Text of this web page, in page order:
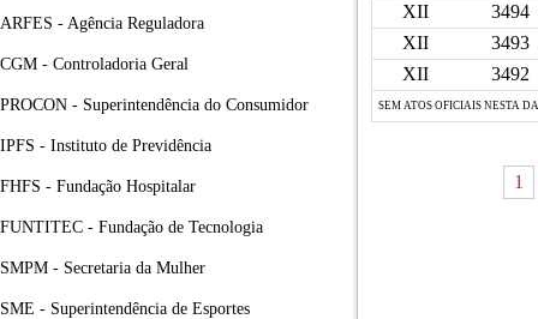
ARFES - Agência Reguladora
CGM - Controladoria Geral
PROCON - Superintendência do Consumidor
IPFS - Instituto de Previdência
FHFS - Fundação Hospitalar
FUNTITEC - Fundação de Tecnologia
SMPM - Secretaria da Mulher
SME - Superintendência de Esportes
XII
3494
XII
3493
XII
3492
SEM ATOS OFICIAIS NESTA
1